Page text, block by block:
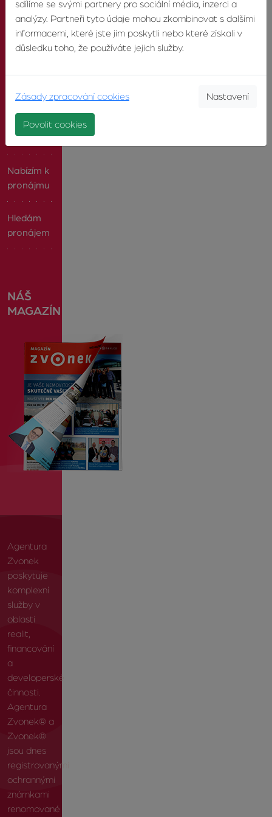
PRO
KLIENTY
Chci
prodat
Chci
koupit
Nabízím k
pronájmu
Hledám
pronájem
NÁŠ
MAGAZÍN
Agentura
Zvonek
poskytuje
komplexní
služby v
oblasti
realit,
financování
a
developerské
činnosti.
Agentura
Zvonek® a
Zvonek®
jsou dnes
registrovanými
ochrannými
známkami
renomované
sdílíme se svými partnery pro sociální média, inzerci a
analýzy. Partneři tyto údaje mohou zkombinovat s dalšími
informacemi, které jste jim poskytli nebo které získali v
důsledku toho, že používáte jejich služby.
Zásady zpracování cookies Nastavení
Povolit cookies